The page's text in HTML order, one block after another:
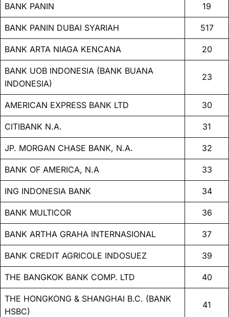
BANK PANIN 19
BANK PANIN DUBAI SYARIAH 517
BANK ARTA NIAGA KENCANA 20
BANK UOB INDONESIA (BANK BUANA
INDONESIA)
23
AMERICAN EXPRESS BANK LTD 30
CITIBANK N.A. 31
JP. MORGAN CHASE BANK, N.A. 32
BANK OF AMERICA, N.A 33
ING INDONESIA BANK 34
BANK MULTICOR 36
BANK ARTHA GRAHA INTERNASIONAL 37
BANK CREDIT AGRICOLE INDOSUEZ 39
THE BANGKOK BANK COMP. LTD 40
THE HONGKONG & SHANGHAI B.C. (BANK
HSBC)
41